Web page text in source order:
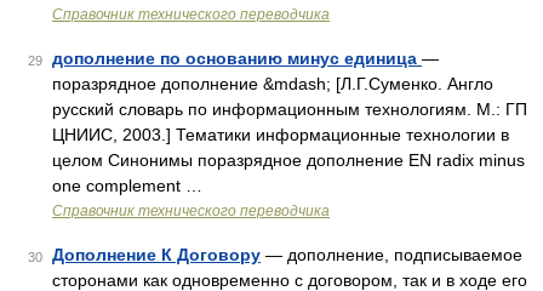
Справочник технического переводчика
29 дополнение по основанию минус единица —
поразрядное дополнение &mdash; [Л.Г.Суменко. Англо
русский словарь по информационным технологиям. М.: ГП
ЦНИИС, 2003.] Тематики информационные технологии в
целом Синонимы поразрядное дополнение EN radix minus
one complement …
Справочник технического переводчика
30 Дополнение К Договору — дополнение, подписываемое
сторонами как одновременно с договором, так и в ходе его